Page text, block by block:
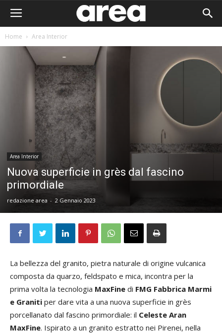
Home Area Interior
Area Interior
Nuova superficie in grès dal fascino
primordiale
redazione area - 2 Gennaio 2023
La bellezza del granito, pietra naturale di origine vulcanica
composta da quarzo, feldspato e mica, incontra per la
prima volta la tecnologia MaxFine di FMG Fabbrica Marmi
e Graniti per dare vita a una nuova superficie in grès
porcellanato dal fascino primordiale: il Celeste Aran
MaxFine. Ispirato a un granito estratto nei Pirenei, nella